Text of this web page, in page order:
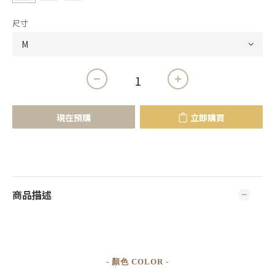
尺寸
現在預購 立即購買
商品描述
- 顏色 COLOR -